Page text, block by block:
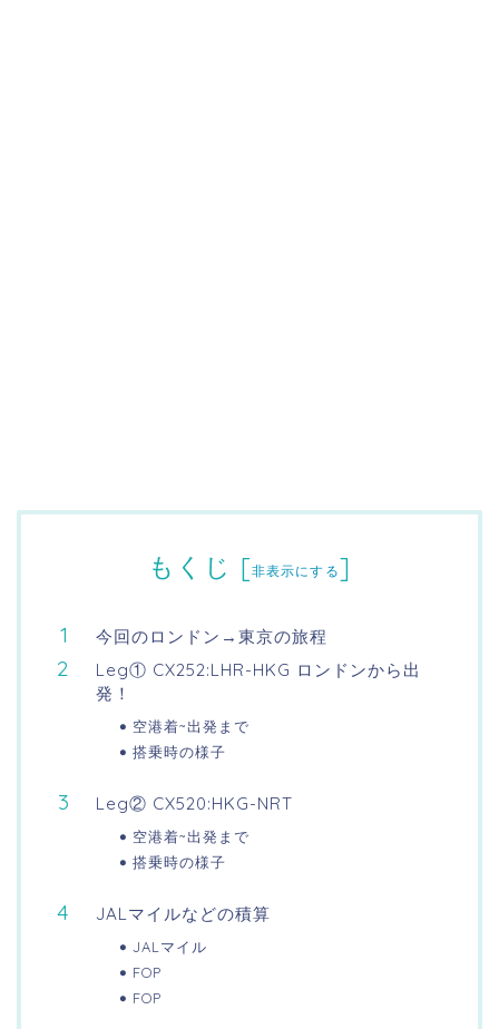
もくじ [非表示にする]
今回のロンドン→東京の旅程
Leg① CX252:LHR-HKG ロンドンから出
発！
空港着~出発まで
搭乗時の様子
Leg② CX520:HKG-NRT
空港着~出発まで
搭乗時の様子
JALマイルなどの積算
JALマイル
FOP
FOP